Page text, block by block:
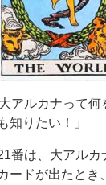
アルカナって
知りたい！」
番は、大アル
ードが出たとき